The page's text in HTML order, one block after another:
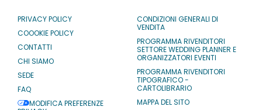
PRIVACY POLICY
COOOKIE POLICY
CONTATTI
CHI SIAMO
SEDE
FAQ
MODIFICA PREFERENZE
CONDIZIONI GENERALI DI
VENDITA
PROGRAMMA RIVENDITORI
SETTORE WEDDING PLANNER E
ORGANIZZATORI EVENTI
PROGRAMMA RIVENDITORI
TIPOGRAFICO -
CARTOLIBRARIO
MAPPA DEL SITO